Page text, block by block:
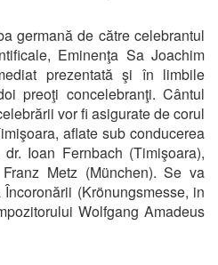
germană de către celebrantul
Eminenţa Sa Joachim
prezentată şi în limbile
preoţi concelebranţi. Cântul
vor fi asigurate de corul
aflate sub conducerea
Ioan Fernbach (Timişoara),
Metz (München). Se va
(Krönungsmesse, in
Wolfgang Amadeus